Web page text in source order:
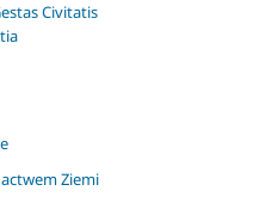
Civitatis
Ziemi